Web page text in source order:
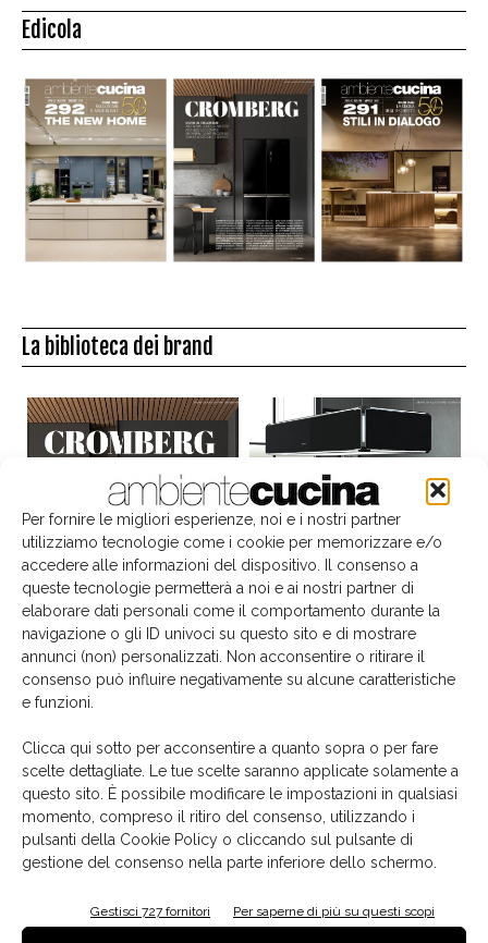
Per fornire le migliori esperienze, noi e i nostri partner
utilizziamo tecnologie come i cookie per memorizzare e/o
accedere alle informazioni del dispositivo. Il consenso a
queste tecnologie permetterà a noi e ai nostri partner di
elaborare dati personali come il comportamento durante la
navigazione o gli ID univoci su questo sito e di mostrare
annunci (non) personalizzati. Non acconsentire o ritirare il
consenso può influire negativamente su alcune caratteristiche
e funzioni.
Clicca qui sotto per acconsentire a quanto sopra o per fare
scelte dettagliate. Le tue scelte saranno applicate solamente a
questo sito. È possibile modificare le impostazioni in qualsiasi
momento, compreso il ritiro del consenso, utilizzando i
pulsanti della Cookie Policy o cliccando sul pulsante di
gestione del consenso nella parte inferiore dello schermo.
Gestisci 727 fornitori Per saperne di più su questi scopi
Edicola
La biblioteca dei brand
Il libro del mese